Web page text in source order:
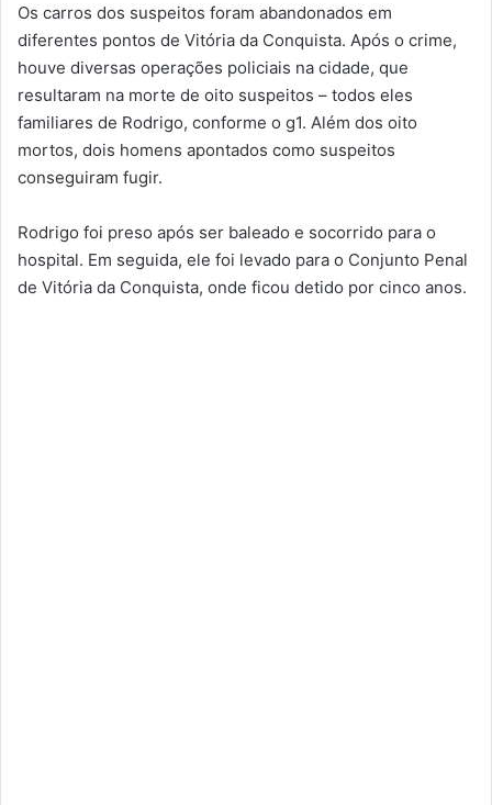
Os carros dos suspeitos foram abandonados em
diferentes pontos de Vitória da Conquista. Após o crime,
houve diversas operações policiais na cidade, que
resultaram na morte de oito suspeitos – todos eles
familiares de Rodrigo, conforme o g1. Além dos oito
mortos, dois homens apontados como suspeitos
conseguiram fugir.
Rodrigo foi preso após ser baleado e socorrido para o
hospital. Em seguida, ele foi levado para o Conjunto Penal
de Vitória da Conquista, onde ficou detido por cinco anos.